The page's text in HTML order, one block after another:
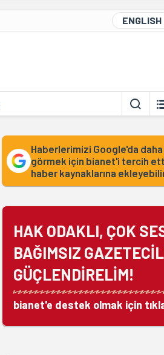
ENGLISH
Haberlerimizi Google'da daha
görmek için bianet'i tercih
haber kaynaklarına
HAK ODAKLI, ÇOK
BAĞIMSIZ
GÜÇLENDİRELİM!
bianet'e destek olmak için